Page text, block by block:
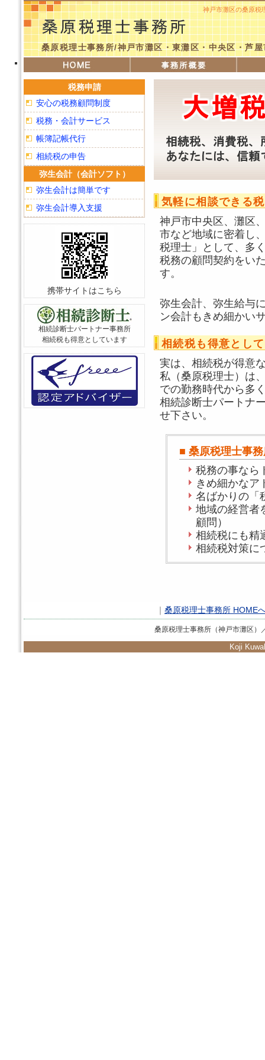
神戸市灘区の桑原税
桑原税理士事務所/神戸市灘区・東灘区・中央区・芦
原
理
士
事
務
所
メ
ニ
ー
アクセス よくある質問
税務申請
安心の税務顧問制度
税務・会計サービス
帳簿記帳代行
相続税の申告
弥生会計（会計ソフト）
弥生会計は簡単です
弥生会計導入支援
携帯サイトはこちら
相続診断士パートナー事務所
相続税も得意としています
気軽に相談できる
神戸市中央区、灘区
市など地域に密着し
税理士」として、多
税務の顧問契約をい
す。
弥生会計、弥生給与
ン会計もきめ細かい
相続税も得意とし
実は、相続税が得意
私（桑原税理士）は
での勤務時代から多
相続診断士パートナ
せ下さい。
■ 桑原税理士事
税務の事なら
きめ細かなア
名ばかりの「
地域の経営者
顧問）
相続税にも精
相続税対策に
｜ 桑原税理士事務所 HOME
桑原税理士事務所（神戸市灘区）
Koji